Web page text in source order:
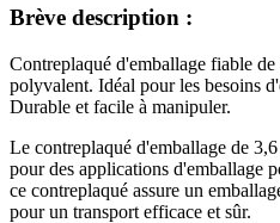
Brève description :
Contreplaqué d'emballage fiable
polyvalent. Idéal pour les besoins
Durable et facile à manipuler.
Le contreplaqué d'emballage de
pour des applications d'emballage
ce contreplaqué assure un
pour un transport efficace et sûr.